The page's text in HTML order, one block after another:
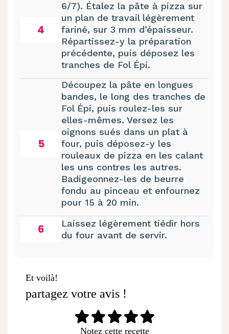
4
6/7). Étalez la pâte à pizza sur
un plan de travail légèrement
fariné, sur 3 mm d’épaisseur.
Répartissez-y la préparation
précédente, puis déposez les
tranches de Fol Épi.
5
Découpez la pâte en longues
bandes, le long des tranches de
Fol Épi, puis roulez-les sur
elles-mêmes. Versez les
oignons sués dans un plat à
four, puis déposez-y les
rouleaux de pizza en les calant
les uns contres les autres.
Badigeonnez-les de beurre
fondu au pinceau et enfournez
pour 15 à 20 min.
6
Laissez légèrement tiédir hors
du four avant de servir.
Et voilà!
partagez votre avis !
Notez cette recette